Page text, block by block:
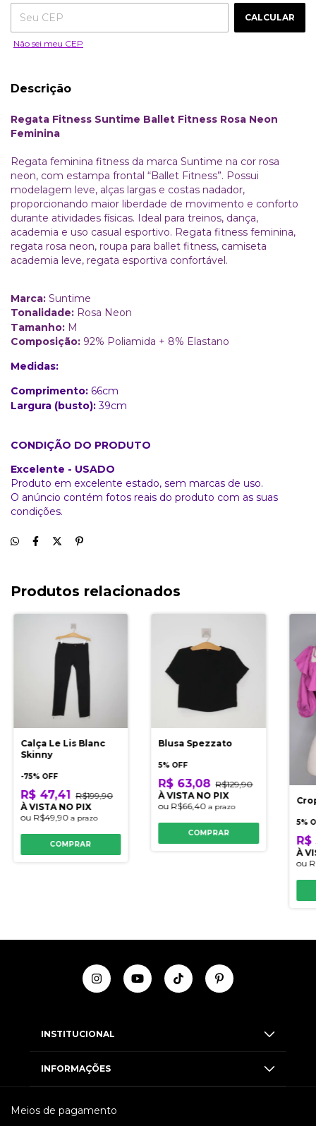
CALCULAR
Não sei meu CEP
Descrição
Regata Fitness Suntime Ballet Fitness Rosa Neon
Feminina
Regata feminina fitness da marca Suntime na cor rosa
neon, com estampa frontal “Ballet Fitness”. Possui
modelagem leve, alças largas e costas nadador,
proporcionando maior liberdade de movimento e conforto
durante atividades físicas. Ideal para treinos, dança,
academia e uso casual esportivo. Regata fitness feminina,
regata rosa neon, roupa para ballet fitness, camiseta
academia leve, regata esportiva confortável.
Marca: Suntime
Tonalidade: Rosa Neon
Tamanho: M
Composição: 92% Poliamida + 8% Elastano
Medidas:
Comprimento: 66cm
Largura (busto):39cm
CONDIÇÃO DO PRODUTO
Excelente - USADO
Produto em excelente estado, sem marcas de uso.
O anúncio contém fotos reais do produto com as suas
condições.
Produtos relacionados
Calça Le Lis Blanc
Skinny
-75% OFF
R$ 47,41 R$199,90
À VISTA NO PIX
ou R$49,90 a prazo
COMPRAR
Blusa Spezzato
5% OFF
R$ 63,08 R$129,90
À VISTA NO PIX
ou R$66,40a prazo
COMPRAR
5%
À
ou
INSTITUCIONAL
INFORMAÇÕES
Meios de pagamento